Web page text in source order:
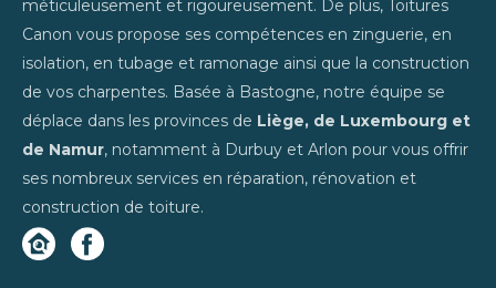
méticuleusement et rigoureusement. De plus, Toitures
Canon vous propose ses compétences en zinguerie, en
isolation, en tubage et ramonage ainsi que la construction
de vos charpentes. Basée à Bastogne, notre équipe se
déplace dans les provinces de Liège, de Luxembourg et
de Namur, notamment à Durbuy et Arlon pour vous offrir
ses nombreux services en réparation, rénovation et
construction de toiture.